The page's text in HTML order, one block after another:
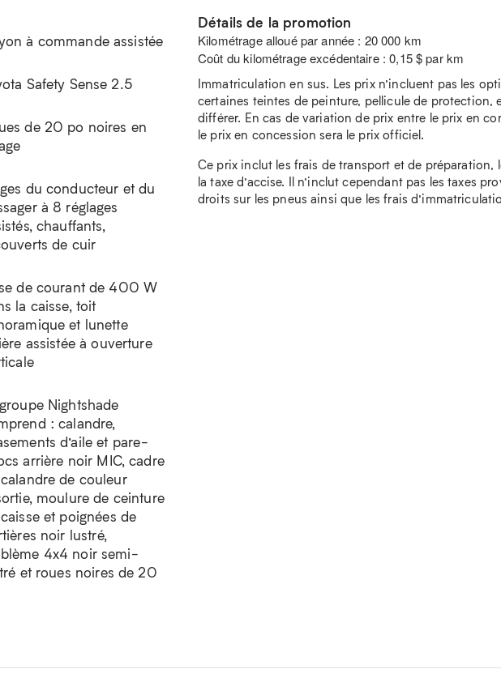
à commande assistée
Safety Sense 2.5
de 20 po noires en
du conducteur et du
à 8 réglages
chauffants,
de cuir
de courant de 400 W
la caisse, toit
et lunette
assistée à ouverture
Nightshade
: calandre,
d’aile et pare-
arrière noir MIC, cadre
de couleur
moulure de ceinture
et poignées de
noir lustré,
4x4 noir semi-
et roues noires de 20
Détails de la promotion
Kilométrage alloué par année : 20 000 km
Coût du kilométrage excédentaire : 0,15 $ par km
Immatriculation en sus. Les prix n’incluent pas les
certaines teintes de peinture, pellicule de protection,
différer. En cas de variation de prix entre le prix en
le prix en concession sera le prix officiel.
Ce prix inclut les frais de transport et de préparation,
la taxe d’accise. Il n’inclut cependant pas les taxes
droits sur les pneus ainsi que les frais